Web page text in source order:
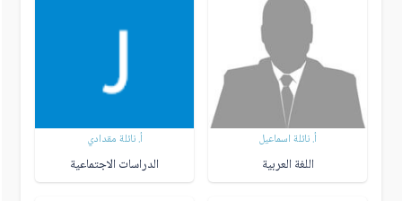
أ. نائلة اسماعيل
اللغة العربية
أ. نائلة مقدادي
الدراسات الاجتماعية